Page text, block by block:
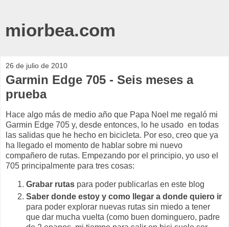
miorbea.com
26 de julio de 2010
Garmin Edge 705 - Seis meses a
prueba
Hace algo más de medio año que Papa Noel me regaló mi
Garmin Edge 705 y, desde entonces, lo he usado en todas
las salidas que he hecho en bicicleta. Por eso, creo que ya
ha llegado el momento de hablar sobre mi nuevo
compañero de rutas. Empezando por el principio, yo uso el
705 principalmente para tres cosas:
Grabar rutas para poder publicarlas en este blog
Saber donde estoy y como llegar a donde quiero ir
para poder explorar nuevas rutas sin miedo a tener
que dar mucha vuelta (como buen dominguero, padre